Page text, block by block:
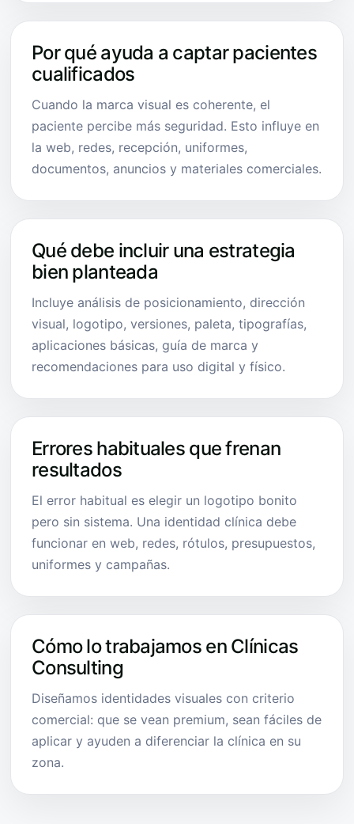
Por qué ayuda a captar pacientes
cualificados
Cuando la marca visual es coherente, el
paciente percibe más seguridad. Esto influye en
la web, redes, recepción, uniformes,
documentos, anuncios y materiales comerciales.
Qué debe incluir una estrategia
bien planteada
Incluye análisis de posicionamiento, dirección
visual, logotipo, versiones, paleta, tipografías,
aplicaciones básicas, guía de marca y
recomendaciones para uso digital y físico.
Errores habituales que frenan
resultados
El error habitual es elegir un logotipo bonito
pero sin sistema. Una identidad clínica debe
funcionar en web, redes, rótulos, presupuestos,
uniformes y campañas.
Cómo lo trabajamos en Clínicas
Consulting
Diseñamos identidades visuales con criterio
comercial: que se vean premium, sean fáciles de
aplicar y ayuden a diferenciar la clínica en su
zona.